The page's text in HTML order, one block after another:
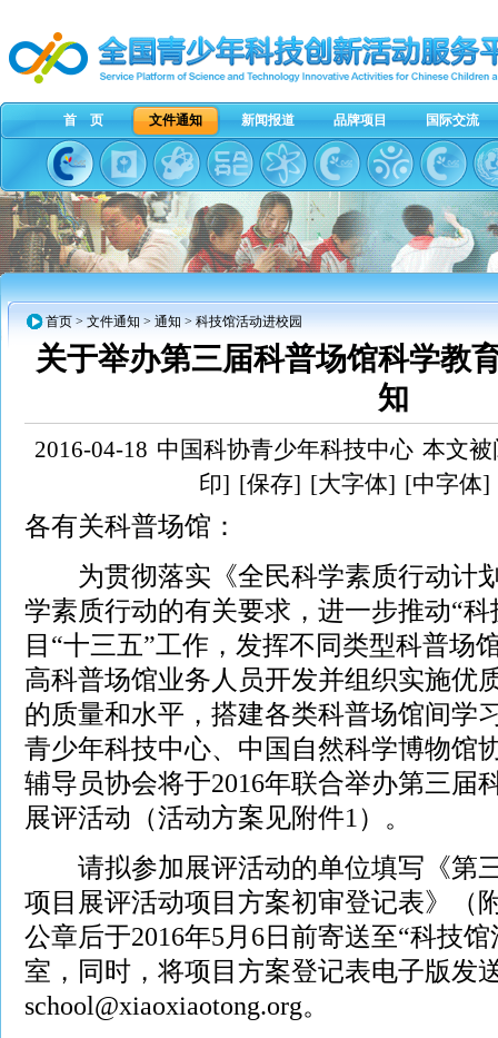
首 页 文件通知 新闻报道 品牌项目 国际交流
首页 > 文件通知 > 通知 > 科技馆活动进校园
关于举办第三届科普场馆科学教
知
2016-04-18 中国科协青少年科技中心 本文被
印] [保存] [大字体] [中字体]
各有关科普场馆：
为贯彻落实《全民科学素质行动计
学素质行动的有关要求，进一步推动“
目“十三五”工作，发挥不同类型科普场
高科普场馆业务人员开发并组织实施优
的质量和水平，搭建各类科普场馆间学
青少年科技中心、中国自然科学博物馆
辅导员协会将于2016年联合举办第三届
展评活动（活动方案见附件1）。
请拟参加展评活动的单位填写《第
项目展评活动项目方案初审登记表》（
公章后于2016年5月6日前寄送至“科技
室，同时，将项目方案登记表电子版发
school@xiaoxiaotong.org。